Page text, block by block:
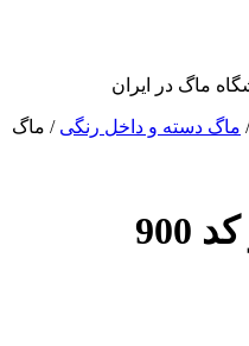
ماگ در ایران
ماگ دسته و داخل رنگی / ماگ